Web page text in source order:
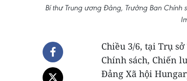
Bí thư Trung ương Đảng, Trưởng Ban
Chiều 3/6, tại Trụ
Chính sách, Chiến
Đảng Xã hội